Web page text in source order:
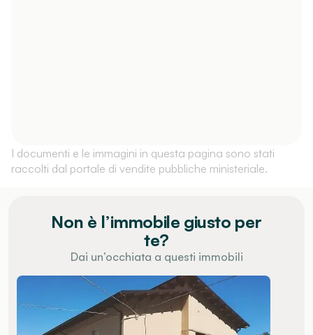
I documenti e le immagini in questa pagina sono stati
raccolti dal portale di vendite pubbliche ministeriale.
Non è l’immobile giusto per
te?
Dai un’occhiata a questi immobili